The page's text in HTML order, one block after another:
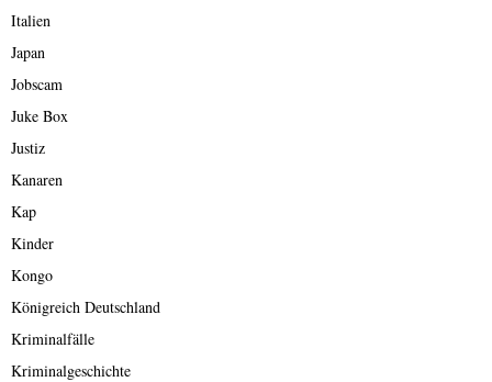
Italien
Japan
Jobscam
Juke Box
Justiz
Kanaren
Kap
Kinder
Kongo
Königreich Deutschland
Kriminalfälle
Kriminalgeschichte